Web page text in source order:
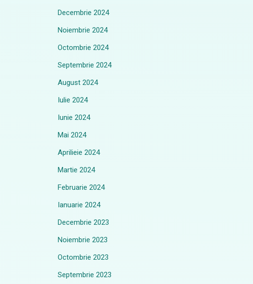
Decembrie 2024
Noiembrie 2024
Octombrie 2024
Septembrie 2024
August 2024
Iulie 2024
Iunie 2024
Mai 2024
Aprilieie 2024
Martie 2024
Februarie 2024
Ianuarie 2024
Decembrie 2023
Noiembrie 2023
Octombrie 2023
Septembrie 2023